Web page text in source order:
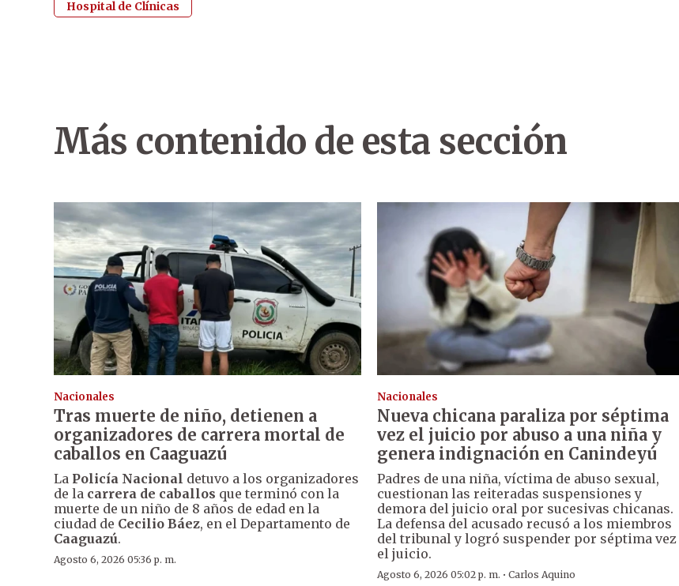
Hospital de Clínicas
Más contenido de esta sección
Nacionales
Tras muerte de niño, detienen a
organizadores de carrera mortal de
caballos en Caaguazú
La Policía Nacional detuvo a los organizadores
de la carrera de caballos que terminó con la
muerte de un niño de 8 años de edad en la
ciudad de Cecilio Báez, en el Departamento de
Caaguazú.
Agosto 6, 2026 05:36 p. m.
Nacionales
Nueva chicana paraliza por séptima
vez el juicio por abuso a una niña y
genera indignación en Canindeyú
Padres de una niña, víctima de abuso sexual,
cuestionan las reiteradas suspensiones y
demora del juicio oral por sucesivas chicanas.
La defensa del acusado recusó a los miembros
del tribunal y logró suspender por séptima vez
el juicio.
Agosto 6, 2026 05:02 p. m. ·Carlos Aquino